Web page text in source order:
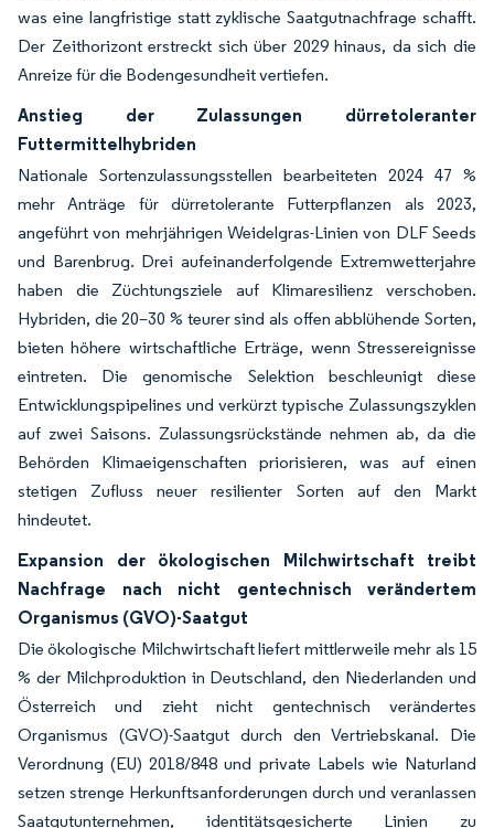
was eine langfristige statt zyklische Saatgutnachfrage schafft.
Der Zeithorizont erstreckt sich über 2029 hinaus, da sich die
Anreize für die Bodengesundheit vertiefen.
Anstieg der Zulassungen dürretoleranter
Futtermittelhybriden
Nationale Sortenzulassungsstellen bearbeiteten 2024 47 %
mehr Anträge für dürretolerante Futterpflanzen als 2023,
angeführt von mehrjährigen Weidelgras-Linien von DLF Seeds
und Barenbrug. Drei aufeinanderfolgende Extremwetterjahre
haben die Züchtungsziele auf Klimaresilienz verschoben.
Hybriden, die 20–30 % teurer sind als offen abblühende Sorten,
bieten höhere wirtschaftliche Erträge, wenn Stressereignisse
eintreten. Die genomische Selektion beschleunigt diese
Entwicklungspipelines und verkürzt typische Zulassungszyklen
auf zwei Saisons. Zulassungsrückstände nehmen ab, da die
Behörden Klimaeigenschaften priorisieren, was auf einen
stetigen Zufluss neuer resilienter Sorten auf den Markt
hindeutet.
Expansion der ökologischen Milchwirtschaft treibt
Nachfrage nach nicht gentechnisch verändertem
Organismus (GVO)-Saatgut
Die ökologische Milchwirtschaft liefert mittlerweile mehr als 15
% der Milchproduktion in Deutschland, den Niederlanden und
Österreich und zieht nicht gentechnisch verändertes
Organismus (GVO)-Saatgut durch den Vertriebskanal. Die
Verordnung (EU) 2018/848 und private Labels wie Naturland
setzen strenge Herkunftsanforderungen durch und veranlassen
Saatgutunternehmen, identitätsgesicherte Linien zu